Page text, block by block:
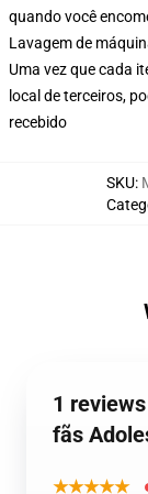
quando você
Lavagem de
Uma vez que cada
local de terceiros,
recebido
SKU:
1
fãs
★★★★★